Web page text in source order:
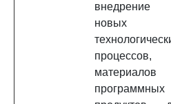
внедрение
новых
процессов,
программных